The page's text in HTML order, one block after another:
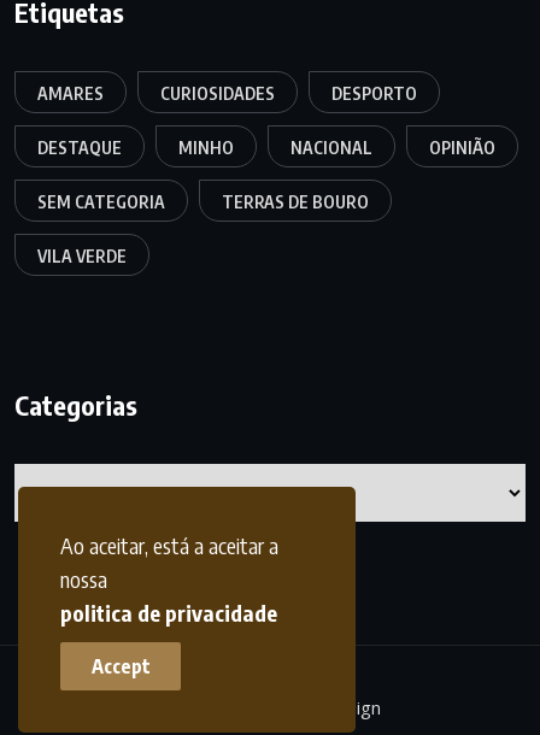
Ao aceitar, está a aceitar a
nossa
politica de privacidade
Accept
Etiquetas
AMARES CURIOSIDADES DESPORTO
DESTAQUE MINHO NACIONAL OPINIÃO
SEM CATEGORIA TERRAS DE BOURO
VILA VERDE
Categorias
frdesign